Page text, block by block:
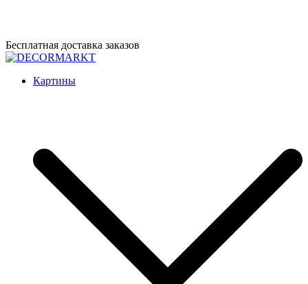
Перейти
к
Бесплатная доставка заказов
DECORMARKT
Картины для интерьера ручной работы
Картины